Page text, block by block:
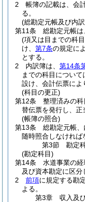
2
帳簿の記載は、会
る。
(総勘定元帳及び内
第11条
総勘定元帳は
(項又は目までの科
け、 第7条の規定に
とする。
2
内訳簿は、 第14条
までの科目につい
設け、会計伝票によ
(科目の更正)
第12条
整理済みの
替伝票を発行し、正
(帳簿の照合)
第13条
総勘定元帳、
随時照合しなければ
第3節
勘定
(勘定科目)
第14条
水道事業の
及び資本勘定に区分
2
前項に規定する勘
よる。
第3章
収入及